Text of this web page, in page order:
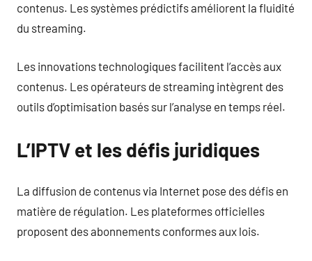
contenus. Les systèmes prédictifs améliorent la fluidité
du streaming.
Les innovations technologiques facilitent l’accès aux
contenus. Les opérateurs de streaming intègrent des
outils d’optimisation basés sur l’analyse en temps réel.
L’IPTV et les défis juridiques
La diffusion de contenus via Internet pose des défis en
matière de régulation. Les plateformes officielles
proposent des abonnements conformes aux lois.